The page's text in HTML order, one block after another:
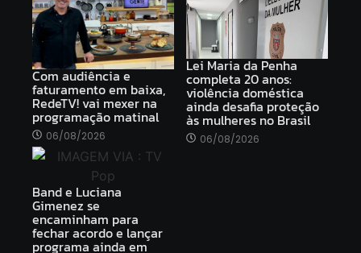
Com audiência e
faturamento em baixa,
RedeTV! vai mexer na
programação matinal
06/08/2026
Lei Maria da Penha
completa 20 anos:
violência doméstica
ainda desafia proteção
às mulheres no Brasil
06/08/2026
Band e Luciana
Gimenez se
encaminham para
fechar acordo e lançar
programa ainda em